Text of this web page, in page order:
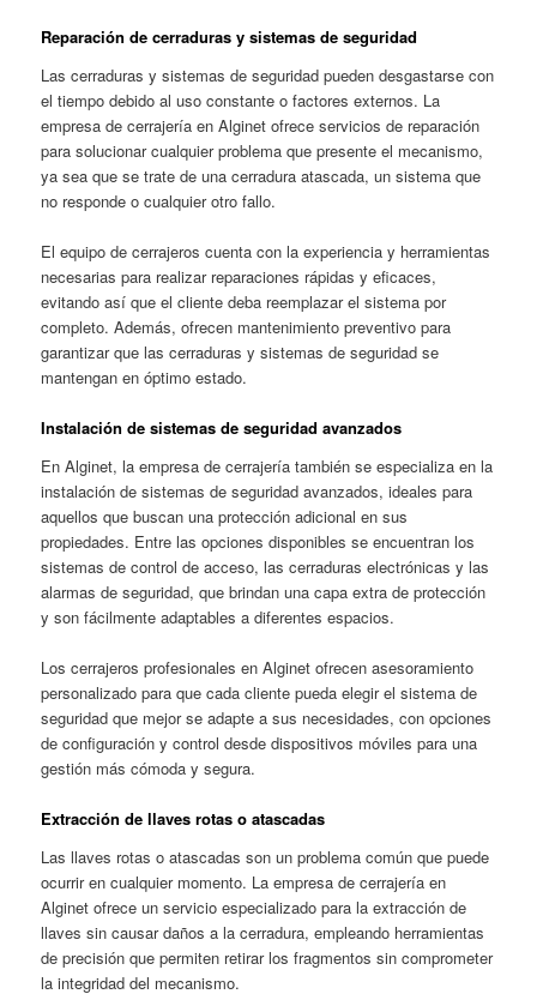
Reparación de cerraduras y sistemas de seguridad
Las cerraduras y sistemas de seguridad pueden desgastarse con
el tiempo debido al uso constante o factores externos. La
empresa de cerrajería en Alginet ofrece servicios de reparación
para solucionar cualquier problema que presente el mecanismo,
ya sea que se trate de una cerradura atascada, un sistema que
no responde o cualquier otro fallo.
El equipo de cerrajeros cuenta con la experiencia y herramientas
necesarias para realizar reparaciones rápidas y eficaces,
evitando así que el cliente deba reemplazar el sistema por
completo. Además, ofrecen mantenimiento preventivo para
garantizar que las cerraduras y sistemas de seguridad se
mantengan en óptimo estado.
Instalación de sistemas de seguridad avanzados
En Alginet, la empresa de cerrajería también se especializa en la
instalación de sistemas de seguridad avanzados, ideales para
aquellos que buscan una protección adicional en sus
propiedades. Entre las opciones disponibles se encuentran los
sistemas de control de acceso, las cerraduras electrónicas y las
alarmas de seguridad, que brindan una capa extra de protección
y son fácilmente adaptables a diferentes espacios.
Los cerrajeros profesionales en Alginet ofrecen asesoramiento
personalizado para que cada cliente pueda elegir el sistema de
seguridad que mejor se adapte a sus necesidades, con opciones
de configuración y control desde dispositivos móviles para una
gestión más cómoda y segura.
Extracción de llaves rotas o atascadas
Las llaves rotas o atascadas son un problema común que puede
ocurrir en cualquier momento. La empresa de cerrajería en
Alginet ofrece un servicio especializado para la extracción de
llaves sin causar daños a la cerradura, empleando herramientas
de precisión que permiten retirar los fragmentos sin comprometer
la integridad del mecanismo.